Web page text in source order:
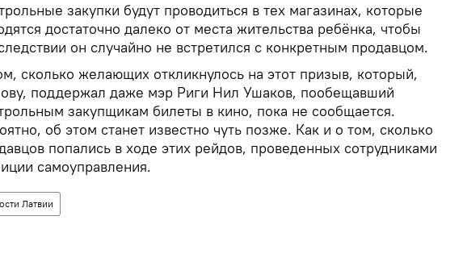
закупки будут проводиться в тех магазинах, которые
достаточно далеко от места жительства ребёнка, чтобы
он случайно не встретился с конкретным продавцом.
сколько желающих откликнулось на этот призыв, который,
поддержал даже мэр Риги Нил Ушаков, пообещавший
закупщикам билеты в кино, пока не сообщается.
об этом станет известно чуть позже. Как и о том, сколько
попались в ходе этих рейдов, проведенных сотрудниками
самоуправления.
Латвии